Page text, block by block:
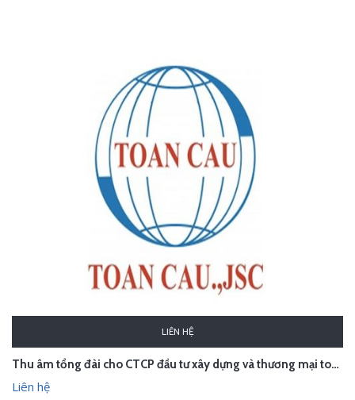
LIÊN HỆ
Thu âm tổng đài cho CTCP đầu tư xây dựng và thương mại toàn cầu
Liên hệ